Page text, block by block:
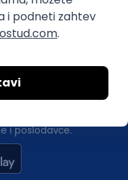
podižemo
i poslodavce.